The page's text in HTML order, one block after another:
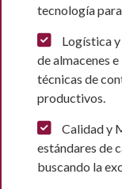
tecnología
Logística
de almacenes
técnicas de
productivos.
Calidad y
estándares de
buscando la